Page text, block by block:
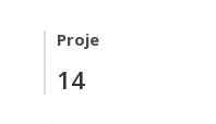
Proje
14